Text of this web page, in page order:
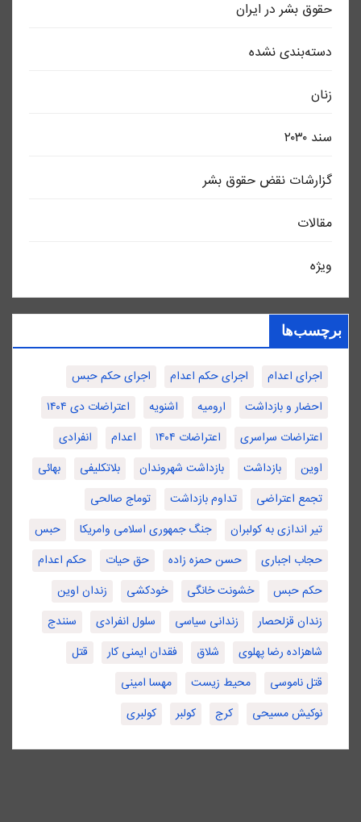
حقوق بشر در ایران
دسته‌بندی نشده
زنان
سند ٢٠٣٠
گزارشات نقض حقوق بشر
مقالات
ویژه
برچسب‌ها
اجرای اعدام اجرای حکم اعدام
اجرای حکم حبس
احضار و بازداشت
ارومیه اشنویه
اعتراضات دی ۱۴۰۴
اعتراضات سراسری
اعتراضات ۱۴۰۴ اعدام
انفرادی
اوین
بازداشت بازداشت شهروندان بلاتکلیفی
بهائی
تجمع اعتراضی
تداوم بازداشت
توماج صالحی
تیر اندازی به کولبران
جنگ جمهوری اسلامی وامریکا
حبس
حجاب اجباری
حسن حمزه زاده حق حیات
حکم اعدام
حکم حبس
خشونت خانگی خودکشی
زندان اوین
زندان قزلحصار
زندانی سیاسی سلول انفرادی
سنندج
شاهزاده رضا پهلوی
شلاق فقدان ایمنی کار
قتل
قتل ناموسی
محیط زیست
مهسا امینی
نوکیش مسیحی
کرج کولبر کولبری